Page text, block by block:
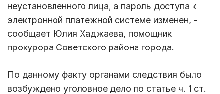
неустановленного лица, а пароль доступа к
электронной платежной системе изменен, -
сообщает Юлия Хаджаева, помощник
прокурора Советского района города.
По данному факту органами следствия было
возбуждено уголовное дело по статье ч. 1 ст.